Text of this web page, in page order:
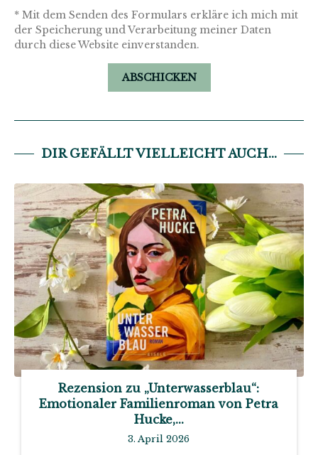
* Mit dem Senden des Formulars erkläre ich mich mit
der Speicherung und Verarbeitung meiner Daten
durch diese Website einverstanden.
DIR GEFÄLLT VIELLEICHT AUCH...
Rezension zu „Unterwasserblau“:
Emotionaler Familienroman von Petra
Hucke,...
3. April 2026